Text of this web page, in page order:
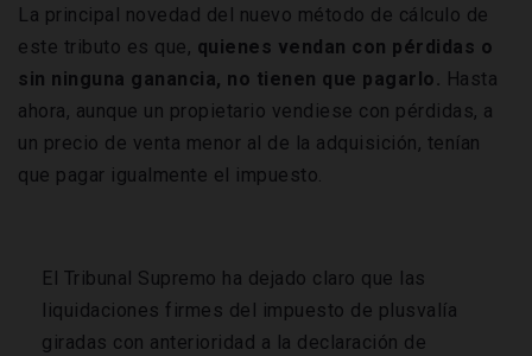
La principal novedad del nuevo método de cálculo de
este tributo es que, quienes vendan con pérdidas o
sin ninguna ganancia, no tienen que pagarlo. Hasta
ahora, aunque un propietario vendiese con pérdidas, a
un precio de venta menor al de la adquisición, tenían
que pagar igualmente el impuesto.
El Tribunal Supremo ha dejado claro que las
liquidaciones firmes del impuesto de plusvalía
giradas con anterioridad a la declaración de